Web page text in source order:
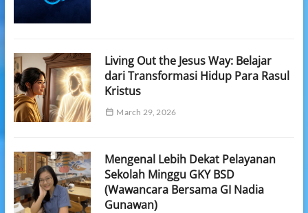
Living Out the Jesus Way: Belajar
dari Transformasi Hidup Para Rasul
Kristus
March 29, 2026
Mengenal Lebih Dekat Pelayanan
Sekolah Minggu GKY BSD
(Wawancara Bersama GI Nadia
Gunawan)